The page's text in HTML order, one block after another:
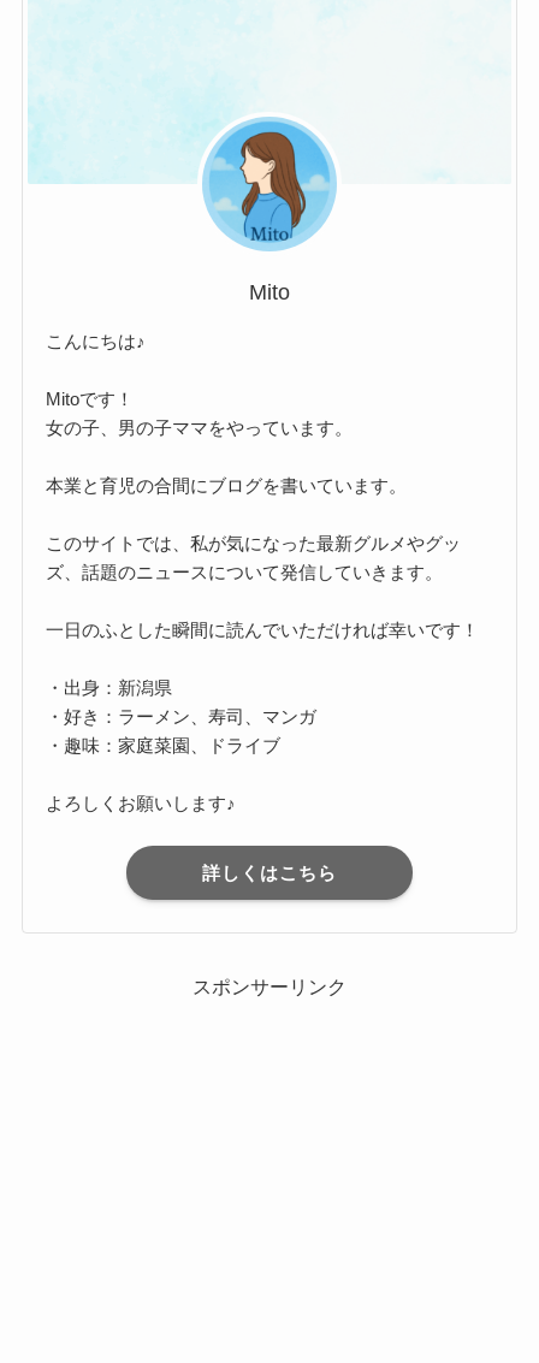
Mito
こんにちは♪
Mitoです！
女の子、男の子ママをやっています。
本業と育児の合間にブログを書いています。
このサイトでは、私が気になった最新グルメやグッ
ズ、話題のニュースについて発信していきます。
一日のふとした瞬間に読んでいただければ幸いです！
・出身：新潟県
・好き：ラーメン、寿司、マンガ
・趣味：家庭菜園、ドライブ
よろしくお願いします♪
詳しくはこちら
スポンサーリンク